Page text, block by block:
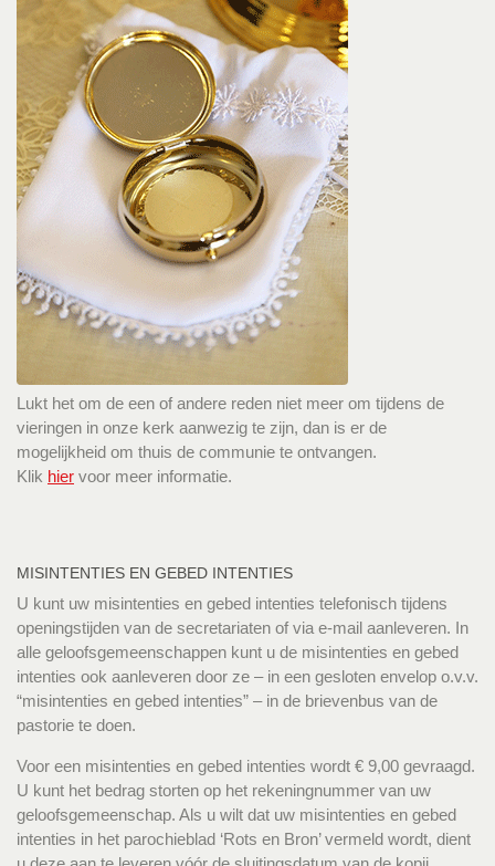
Lukt het om de een of andere reden niet meer om tijdens de
vieringen in onze kerk aanwezig te zijn, dan is er de
mogelijkheid om thuis de communie te ontvangen.
Klik hier voor meer informatie.
MISINTENTIES EN GEBED INTENTIES
U kunt uw misintenties en gebed intenties telefonisch tijdens
openingstijden van de secretariaten of via e-mail aanleveren. In
alle geloofsgemeenschappen kunt u de misintenties en gebed
intenties ook aanleveren door ze – in een gesloten envelop o.v.v.
“misintenties en gebed intenties” – in de brievenbus van de
pastorie te doen.
Voor een misintenties en gebed intenties wordt € 9,00 gevraagd.
U kunt het bedrag storten op het rekeningnummer van uw
geloofsgemeenschap. Als u wilt dat uw misintenties en gebed
intenties in het parochieblad ‘Rots en Bron’ vermeld wordt, dient